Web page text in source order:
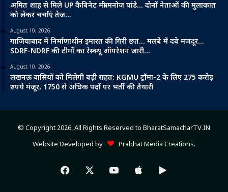
अमित शाह से मिले UP कैबिनेट मंत्री मनोज पांडे… दोनों नेताओं की मुलाकात
को लेकर चर्चाएं तेज…
August 10, 2026
गाजियाबाद में निर्माणाधीन इमारत की गिरी छत… मलबे में दबे मजदूर…
SDRF-NDRF की टीमों का रेस्क्यू ऑपरेशन जारी…
August 10, 2026
लखनऊ वासियों को मिलेगी बड़ी राहत: KGMU ट्रॉमा-2 के लिए 275 करोड़
रुपये मंजूर, 1750 से अधिक पदों पर भर्ती की तैयारी
© Copyright 2026, All Rights Reserved to BharatSamacharTV.IN
Website Developed by
Prabhat Media Creations.
Facebook YouTubeAppleGoogle